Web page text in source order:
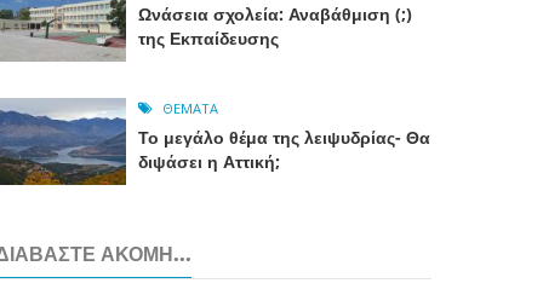
Ωνάσεια σχολεία: Αναβάθμιση (;)
της Εκπαίδευσης
ΘΈΜΑΤΑ
Το μεγάλο θέμα της λειψυδρίας- Θα
διψάσει η Αττική;
ΑΚΌΜΗ...